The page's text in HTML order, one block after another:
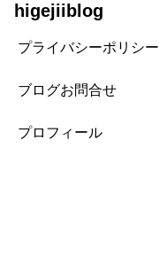
higejiiblog
プライバシーポリシー
ブログお問合せ
プロフィール